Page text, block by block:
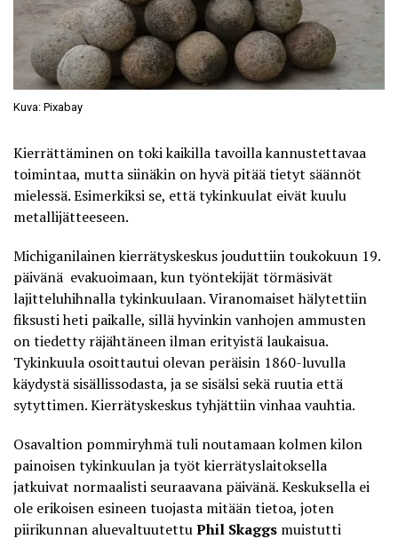
Kuva: Pixabay
Kierrättäminen on toki kaikilla tavoilla kannustettavaa
toimintaa, mutta siinäkin on hyvä pitää tietyt säännöt
mielessä. Esimerkiksi se, että tykinkuulat eivät kuulu
metallijätteeseen.
Michiganilainen kierrätyskeskus jouduttiin toukokuun 19.
päivänä evakuoimaan, kun työntekijät törmäsivät
lajitteluhihnalla tykinkuulaan. Viranomaiset hälytettiin
fiksusti heti paikalle, sillä hyvinkin vanhojen ammusten
on tiedetty räjähtäneen ilman erityistä laukaisua.
Tykinkuula osoittautui olevan peräisin 1860-luvulla
käydystä sisällissodasta, ja se sisälsi sekä ruutia että
sytyttimen. Kierrätyskeskus tyhjättiin vinhaa vauhtia.
Osavaltion pommiryhmä tuli noutamaan kolmen kilon
painoisen tykinkuulan ja työt kierrätyslaitoksella
jatkuivat normaalisti seuraavana päivänä. Keskuksella ei
ole erikoisen esineen tuojasta mitään tietoa, joten
piirikunnan aluevaltuutettuPhil Skaggs muistutti